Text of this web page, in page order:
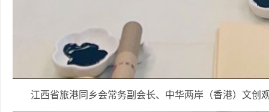
江西省旅港同乡会常务副会长、中华两岸（香港）文创